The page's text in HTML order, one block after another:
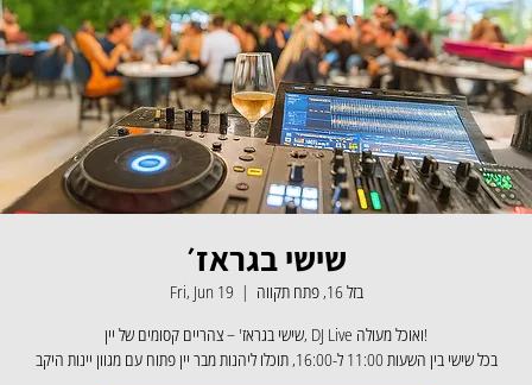
שישי בגראז׳
Fri, Jun 19
  |
בזל 16, פתח תקווה
שישי בגראז' – צהריים קסומים של יין, DJ Live ואוכל מעולה!
בכל שישי בין השעות 11:00 ל-16:00, תוכלו ליהנות מבר יין פתוח עם מגוון יינות היקב